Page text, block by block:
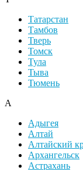
Татарстан
Тамбов
Тверь
Томск
Тула
Тыва
Тюмень
А
Адыгея
Алтай
Алтайский
Архангельск
Астрахань